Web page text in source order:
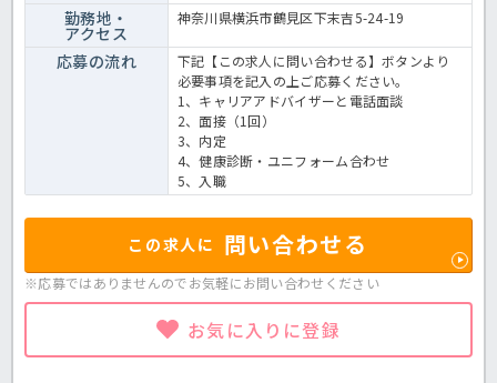
勤務地・
アクセス
神奈川県横浜市鶴見区下末吉5-24-19
応募の流れ
下記【この求人に問い合わせる】ボタンより
必要事項を記入の上ご応募ください。
1、キャリアアドバイザーと電話面談
2、面接（1回）
3、内定
4、健康診断・ユニフォーム合わせ
5、入職
この求人に 問い合わせる
※応募ではありませんのでお気軽にお問い合わせください
お気に入りに登録